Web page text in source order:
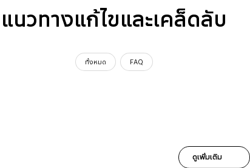
แนวทางแก้ไขและเคล็ดลับ
ทั้งหมด FAQ
ดูเพิ่มเติม